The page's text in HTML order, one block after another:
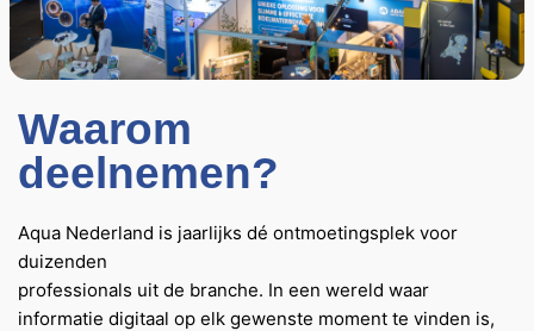
Waarom
deelnemen?
Aqua Nederland is jaarlijks dé ontmoetingsplek voor
duizenden
professionals uit de branche. In een wereld waar
informatie digitaal op elk gewenste moment te vinden is,